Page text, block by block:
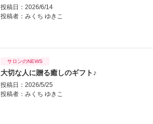
投稿日：2026/6/14
投稿者： みくち ゆきこ
サロンのNEWS
大切な人に贈る癒しのギフト♪
投稿日：2026/5/25
投稿者： みくち ゆきこ